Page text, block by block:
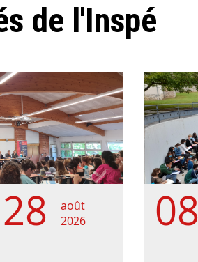
de l'Inspé
28
août
2026
08